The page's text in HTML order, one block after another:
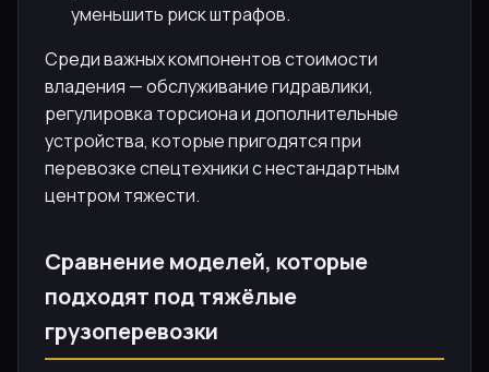
уменьшить риск штрафов.
Среди важных компонентов стоимости
владения — обслуживание гидравлики,
регулировка торсиона и дополнительные
устройства, которые пригодятся при
перевозке спецтехники с нестандартным
центром тяжести.
Сравнение моделей, которые
подходят под тяжёлые
грузоперевозки